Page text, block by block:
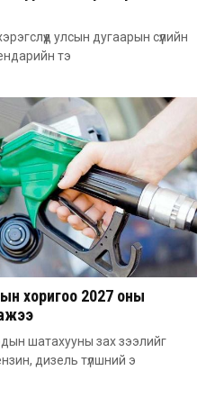
улсын дугаарын сүүлийн
тэ
хоригоо 2027 оны
шатахууны зах зээлийг
дизель түлшний э